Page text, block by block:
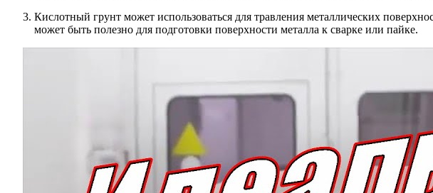
Кислотный грунт может использоваться для травления металлических
может быть полезно для подготовки поверхности металла к сварке или пайке.